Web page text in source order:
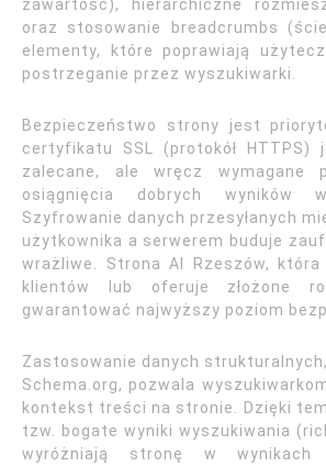
zawartość), hierarchiczne
oraz stosowanie breadcrumbs
elementy, które poprawiają
postrzeganie przez wyszukiwarki.
Bezpieczeństwo strony jest
certyfikatu SSL (protokół
zalecane, ale wręcz wymagane
osiągnięcia dobrych wyników w
Szyfrowanie danych przesyłanych
użytkownika a serwerem buduje
wrażliwe. Strona AI Rzeszów,
klientów lub oferuje złożone
gwarantować najwyższy poziom
Zastosowanie danych
Schema.org, pozwala
kontekst treści na stronie. Dzięki
tzw. bogate wyniki wyszukiwania
wyróżniają stronę w wynikach